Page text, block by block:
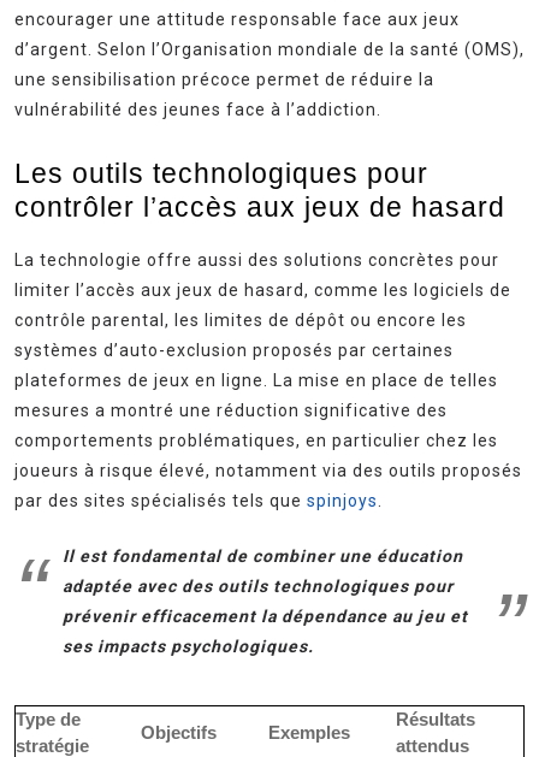
encourager une attitude responsable face aux jeux
d’argent. Selon l’Organisation mondiale de la santé (OMS),
une sensibilisation précoce permet de réduire la
vulnérabilité des jeunes face à l’addiction.
Les outils technologiques pour
contrôler l’accès aux jeux de hasard
La technologie offre aussi des solutions concrètes pour
limiter l’accès aux jeux de hasard, comme les logiciels de
contrôle parental, les limites de dépôt ou encore les
systèmes d’auto-exclusion proposés par certaines
plateformes de jeux en ligne. La mise en place de telles
mesures a montré une réduction significative des
comportements problématiques, en particulier chez les
joueurs à risque élevé, notamment via des outils proposés
par des sites spécialisés tels que spinjoys
Il est fondamental de combiner une éducation
adaptée avec des outils technologiques pour
prévenir efficacement la dépendance au jeu et
ses impacts psychologiques.
Type de
stratégie
Objectifs Exemples
Résultats
attendus